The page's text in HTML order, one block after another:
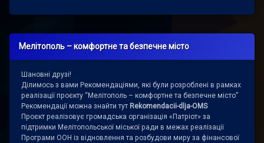
Мелітополь – комфортне та безпечне місто
Шановні друзі!
Ділимось з вами Рекомендаціями, які були розроблені в рамках
реалізації проєкту “Мелітополь – комфортне та безпечне місто”
Рекомендації можна знайти тут Rekomendacii-dlja-OMS
Проєкт реалізовує громадська організація «Патріот» за
підтримки Мелітопольської міської ради в межах реалізації
Програми ООН із відновлення та розбудови миру за фінансової